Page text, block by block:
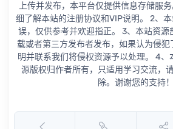
上传并发布，本平台仅提供信息存储服
细了解本站的注册协议和VIP说明。 2、
误，仅供参考并欢迎指正。 3、本站资源
载或者第三方发布者发布，如果认为侵
明并联系我们将侵权资源予以处理。 4、
源版权归作者所有，只适用学习交流，
除。谢谢您的支持！